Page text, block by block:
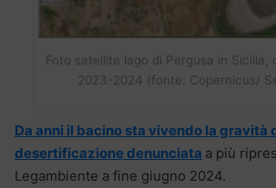
Foto satellite lago di Pergusa in Sicilia,
2023-2024 (fonte: Copernicus/
Da anni il bacino sta vivendo la gravità
desertificazione denunciata a più
Legambiente a fine giugno 2024.